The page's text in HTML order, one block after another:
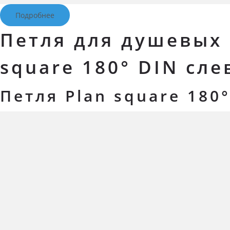
Подробнее
Петля для душевых
square 180° DIN
Петля Plan square